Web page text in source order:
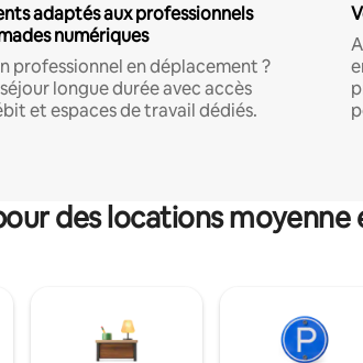
adaptés aux professionnels
numériques
professionnel en déplacement ?
longue durée avec accès
et espaces de travail dédiés.
des locations